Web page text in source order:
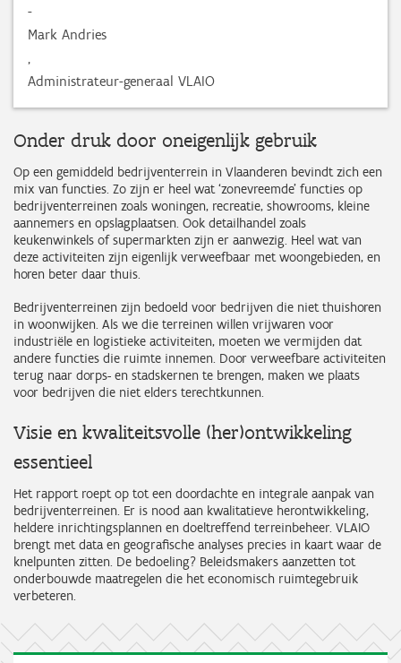
-
Mark Andries
Administrateur-generaal VLAIO
Onder druk door oneigenlijk gebruik
Op een gemiddeld bedrijventerrein in Vlaanderen bevindt zich een
mix van functies. Zo zijn er heel wat ‘zonevreemde’ functies op
bedrijventerreinen zoals woningen, recreatie, showrooms, kleine
aannemers en opslagplaatsen. Ook detailhandel zoals
keukenwinkels of supermarkten zijn er aanwezig. Heel wat van
deze activiteiten zijn eigenlijk verweefbaar met woongebieden, en
horen beter daar thuis.
Bedrijventerreinen zijn bedoeld voor bedrijven die niet thuishoren
in woonwijken. Als we die terreinen willen vrijwaren voor
industriële en logistieke activiteiten, moeten we vermijden dat
andere functies die ruimte innemen. Door verweefbare activiteiten
terug naar dorps- en stadskernen te brengen, maken we plaats
voor bedrijven die niet elders terechtkunnen.
Visie en kwaliteitsvolle (her)ontwikkeling
essentieel
Het rapport roept op tot een doordachte en integrale aanpak van
bedrijventerreinen. Er is nood aan kwalitatieve herontwikkeling,
heldere inrichtingsplannen en doeltreffend terreinbeheer. VLAIO
brengt met data en geografische analyses precies in kaart waar de
knelpunten zitten. De bedoeling? Beleidsmakers aanzetten tot
onderbouwde maatregelen die het economisch ruimtegebruik
verbeteren.